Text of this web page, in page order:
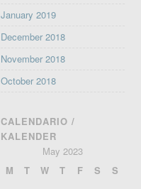
January 2019
December 2018
November 2018
October 2018
CALENDARIO /
KALENDER
May 2023
M
T W T F S
S